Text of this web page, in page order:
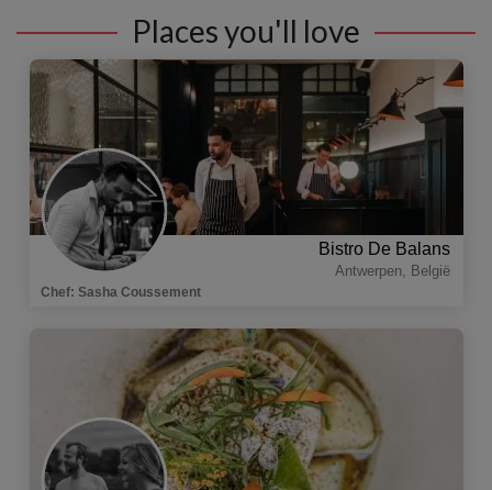
Places you'll love
Bistro De Balans
Antwerpen, België
Chef: Sasha Coussement